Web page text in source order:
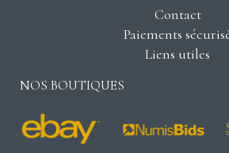
Contact
Paiements
Liens utiles
NOS BOUTIQUES